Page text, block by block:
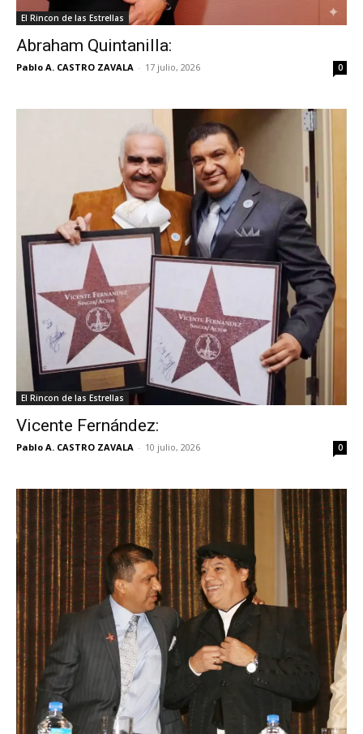
El Rincon de las Estrellas
Abraham Quintanilla:
Pablo A. CASTRO ZAVALA - 17 julio, 2026 0
El Rincon de las Estrellas
Vicente Fernández:
Pablo A. CASTRO ZAVALA - 10 julio, 2026 0